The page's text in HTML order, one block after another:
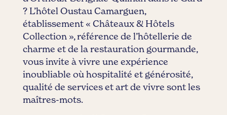
? L’hôtel Oustau Camarguen,
établissement « Châteaux & Hôtels
Collection », référence de l’hôtellerie de
charme et de la restauration gourmande,
vous invite à vivre une expérience
inoubliable où hospitalité et générosité,
qualité de services et art de vivre sont les
maîtres-mots.